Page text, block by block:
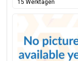
15 Werktagen